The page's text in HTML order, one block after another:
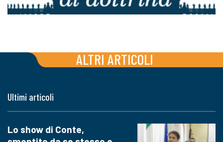
ALTRI ARTICOLI
Ultimi articoli
Lo show di Conte,